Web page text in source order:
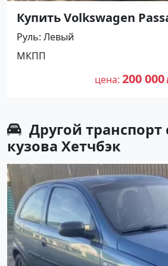
Купить Volkswagen
(1900/130 л.с.) Дизель
цвет Черный Седан по
рублей, объявление
Авторынок23
Руль Левый
МКПП
цена 200 000
Другой транспорт
кузова Хетчбэк